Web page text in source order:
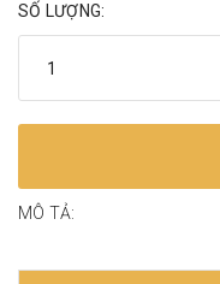
SỐ LƯỢNG:
MÔ TẢ: